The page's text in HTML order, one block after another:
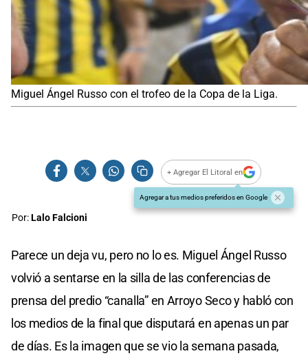
Miguel Ángel Russo con el trofeo de la Copa de la Liga.
+ Agregar El Litoral en
Agregar a tus medios preferidos en Google
Por:Lalo Falcioni
Parece un deja vu, pero no lo es. Miguel Ángel Russo
volvió a sentarse en la silla de las conferencias de
prensa del predio “canalla” en Arroyo Seco y habló con
los medios de la final que disputará en apenas un par
de días. Es la imagen que se vio la semana pasada,